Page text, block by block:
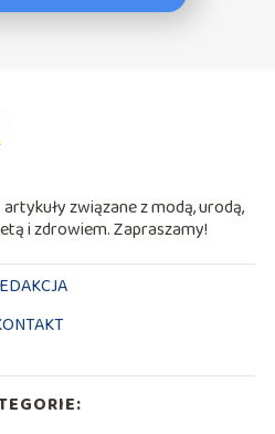
związane z modą, urodą,
i zdrowiem. Zapraszamy!